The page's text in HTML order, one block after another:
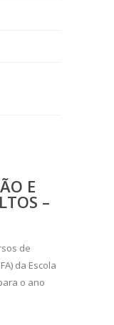
E
–
de
da Escola
o ano